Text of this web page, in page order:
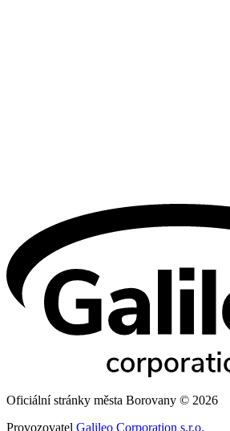
Oficiální stránky města Borovany © 2026
Provozovatel Galileo Corporation s.r.o.